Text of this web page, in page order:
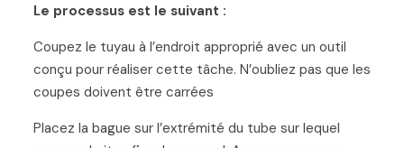
Le processus est le suivant :
Coupez le tuyau à l’endroit approprié avec un outil
conçu pour réaliser cette tâche. N’oubliez pas que les
coupes doivent être carrées
Placez la bague sur l’extrémité du tube sur lequel